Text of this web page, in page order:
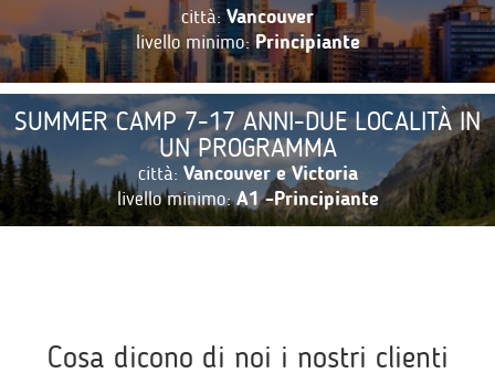
città: Vancouver
livello minimo:Principiante
SUMMER CAMP 7-17 ANNI-DUE LOCALITÀ IN
UN PROGRAMMA
città: Vancouver e Victoria
livello minimo:A1 -Principiante
Cosa dicono di noi i nostri clienti